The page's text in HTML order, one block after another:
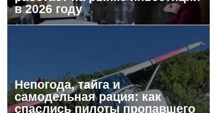
в 2026 году
Непогода, тайга и
самодельная рация: как
спаслись пилоты пропавшего